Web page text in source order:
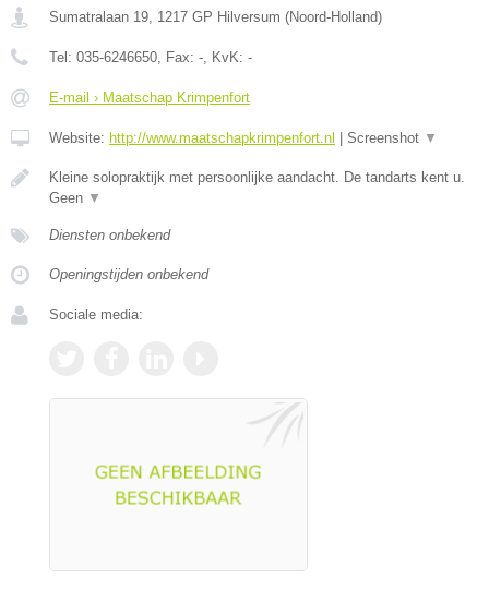
Sumatralaan 19, 1217 GP Hilversum (Noord-Holland)
Tel: 035-6246650, Fax: -, KvK: -
E-mail › Maatschap Krimpenfort
Website: http://www.maatschapkrimpenfort.nl Screenshot ▼
Kleine solopraktijk met persoonlijke aandacht. De tandarts kent u.
Geen ▼
Diensten onbekend
Openingstijden onbekend
Sociale media: